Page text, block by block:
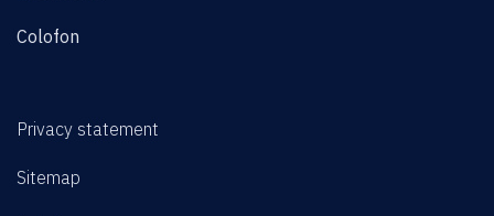
Colofon
Privacy statement
Sitemap